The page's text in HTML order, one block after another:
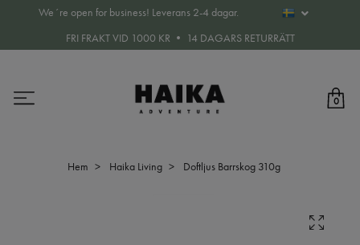
We´re open for business! Leverans 2-4 dagar.
FRI FRAKT VID 1000 KR • 14 DAGARS RETURRÄTT
0
Hem Haika Living Doftljus Barrskog 310g